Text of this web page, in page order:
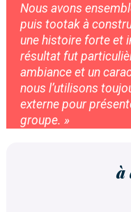
Nous avons
puis tootak à
une histoire forte et
résultat fut
ambiance et un
nous l’utilisons
externe pour
groupe. »
à